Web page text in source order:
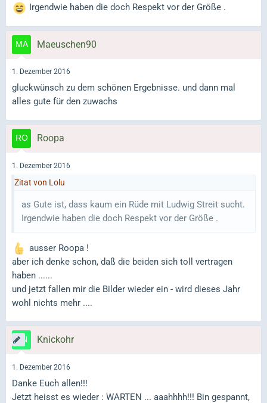
Irgendwie haben die doch Respekt vor der Größe .
Maeuschen90
1. Dezember 2016
gluckwünsch zu dem schönen Ergebnisse. und dann mal
alles gute für den zuwachs
Roopa
1. Dezember 2016
Zitat von Lolu
as Gute ist, dass kaum ein Rüde mit Ludwig Streit sucht.
Irgendwie haben die doch Respekt vor der Größe .
ausser Roopa !
aber ich denke schon, daß die beiden sich toll vertragen
haben ......
und jetzt fallen mir die Bilder wieder ein - wird dieses Jahr
wohl nichts mehr ....
Knickohr
1. Dezember 2016
Danke Euch allen!!!
Jetzt heisst es wieder : WARTEN ... aaahhhh!!! Bin gespannt,